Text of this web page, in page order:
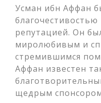
Усман ибн Аффан
репутацией. Он
миролюбивым и
стремившимся
Аффан известен
щедрым